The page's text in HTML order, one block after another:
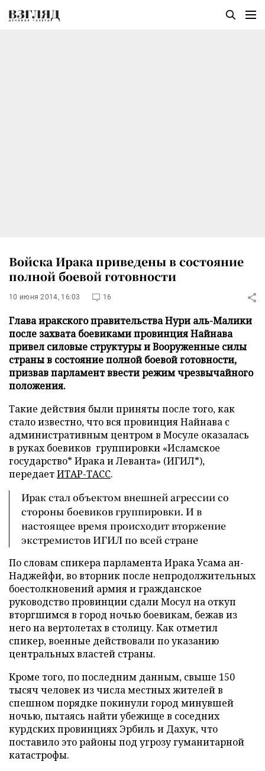
Войска Ирака приведены в состояние
полной боевой готовности
10 июня 2014, 16:03 16
Глава иракского правительства Нури аль-Малики
после захвата боевиками провинция Найнава
привел силовые структуры и Вооруженные силы
страны в состояние полной боевой готовности,
призвав парламент ввести режим чрезвычайного
положения.
Такие действия были приняты после того, как
стало известно, что вся провинция Найнава с
административным центром в Мосуле оказалась
в руках боевиков группировки «Исламское
государство* Ирака и Леванта» (ИГИЛ*),
передаетИТАР-ТАСС.
Ирак стал объектом внешней агрессии со
стороны боевиков группировки. И в
настоящее время происходит вторжение
экстремистов ИГИЛ по всей стране
По словам спикера парламента Ирака Усама ан-
Наджейфи, во вторник после непродолжительных
боестолкновений армия и гражданское
руководство провинции сдали Мосул на откуп
вторгшимся в город ночью боевикам, бежав из
него на вертолетах в столицу. Как отметил
спикер, военные действовали по указанию
центральных властей страны.
Кроме того, по последним данным, свыше 150
тысяч человек из числа местных жителей в
спешном порядке покинули город минувшей
ночью, пытаясь найти убежище в соседних
курдских провинциях Эрбиль и Дахук, что
поставило это районы под угрозу гуманитарной
катастрофы.